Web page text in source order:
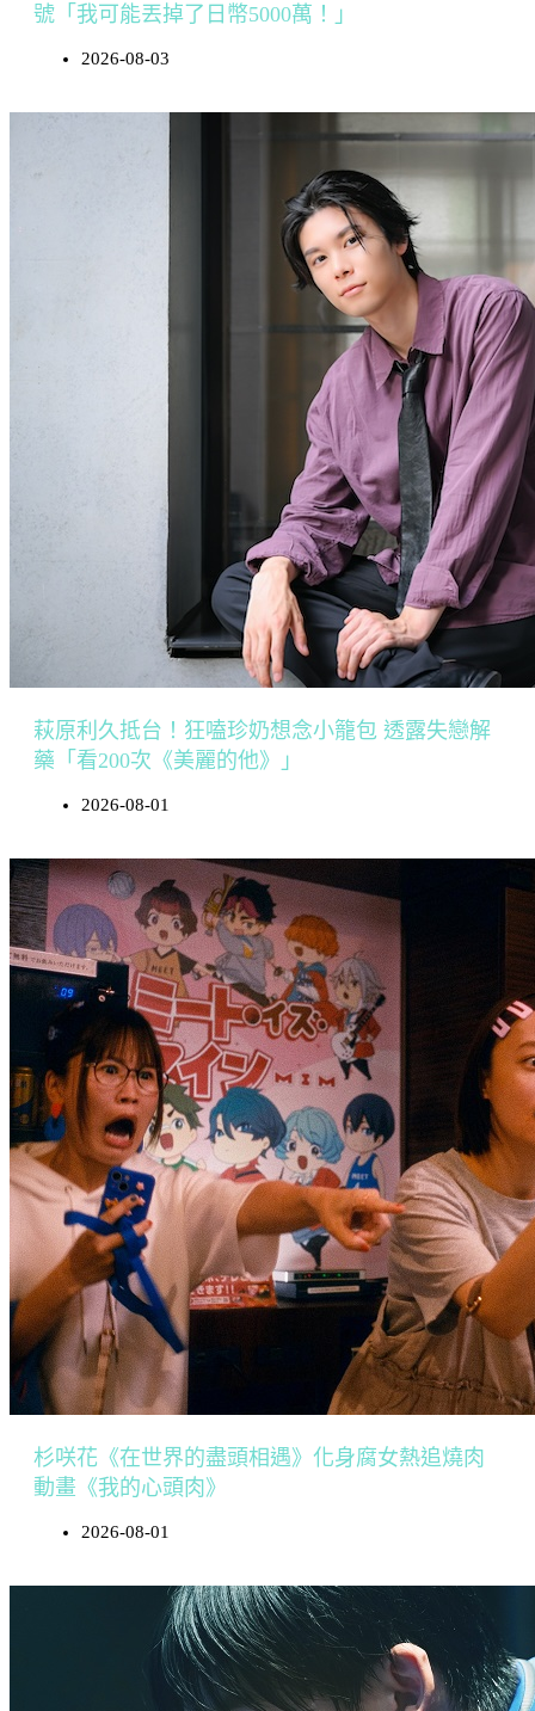
號「我可能丟掉了日幣5000萬！」
2026-08-03
萩原利久抵台！狂嗑珍奶想念小籠包 透露失戀解
藥「看200次《美麗的他》」
2026-08-01
杉咲花《在世界的盡頭相遇》化身腐女熱追燒肉
動畫《我的心頭肉》
2026-08-01